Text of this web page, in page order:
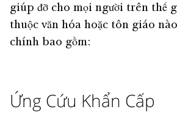
giúp đỡ cho mọi người trên thế
thuộc văn hóa hoặc tôn giáo
chính bao gồm:
Ứng Cứu Khẩn Cấp